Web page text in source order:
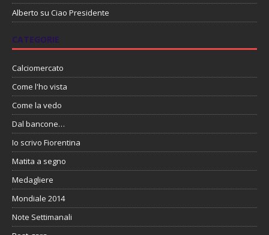
Alberto su Ciao Presidente
CATEGORIE
Calciomercato
Come l'ho vista
Come la vedo
Dal bancone…
Io scrivo Fiorentina
Matita a segno
Medagliere
Mondiale 2014
Note Settimanali